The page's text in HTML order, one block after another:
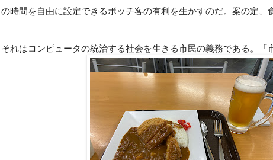
時間を自由に設定できるボッチ客の有利を生かすのだ。案の定
れはコンピュータの統治する社会を生きる市民の義務である。「